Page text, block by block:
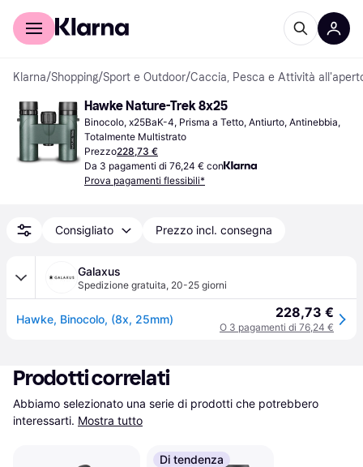
Per il tuo shopping
Klarna/Shopping/Sport e Outdoor/Caccia, Pesca e Attività
Hawke Nature-Trek 8x25
Binocolo, x25BaK-4, Prisma a Tetto, Antiurto, Antinebbia,
Totalmente Multistrato
Prezzo228,73 €
Da 3 pagamenti di 76,24 € con
Prova pagamenti flessibili*
Consigliato Prezzo incl. consegna
Galaxus
Spedizione gratuita, 20-25 giorni
Hawke, Binocolo, (8x, 25mm) 228,73 €
O 3 pagamenti di 76,24 €
Prodotti correlati
Abbiamo selezionato una serie di prodotti che potrebbero
interessarti. Mostra tutto
Di tendenza